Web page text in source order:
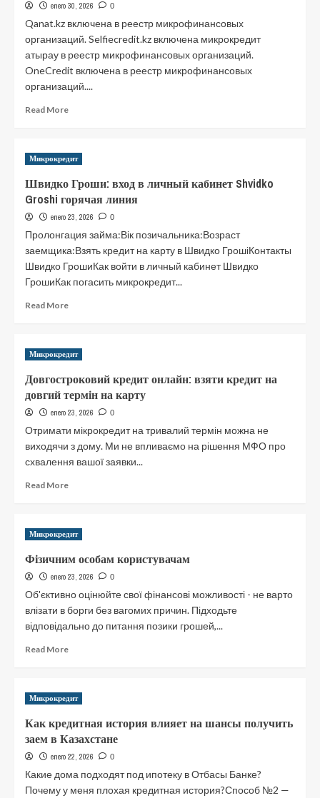
кредитной
историей
карту
Украина
2021
:
историей,
сравнение
enero 30, 2026 0
Qanat.kz включена в реестр микрофинансовых
организаций. Selfiecredit.kz включена микрокредит
атырау в реестр микрофинансовых организаций.
OneCredit включена в реестр микрофинансовых
организаций....
Read MoreRead
под
авто
в
Магнитогорске
Микрокредит
Швидко Гроши: вход в личный кабинет Shvidko
Groshi горячая линия
enero 23, 2026 0
Пролонгация займа:Вік позичальника:Возраст
заемщика:Взять кредит на карту в Швидко ГрошіКонтакты
Швидко ГрошиКак войти в личный кабинет Швидко
ГрошиКак погасить микрокредит...
Read MoreRead
Гроши:
в
личный
кабинет
Shvidko
Groshi
горячая
линия
Микрокредит
Довгостроковий кредит онлайн: взяти кредит на
довгий термін на карту
enero 23, 2026 0
Отримати мікрокредит на тривалий термін можна не
виходячи з дому. Ми не впливаємо на рішення МФО про
схвалення вашої заявки...
Read MoreRead
кредит
взяти
кредит
на
довгий
термін
на
Микрокредит
Фізичним особам користувачам
enero 23, 2026 0
Об'єктивно оцінюйте свої фінансові можливості - не варто
влізати в борги без вагомих причин. Підходьте
відповідально до питання позики грошей,...
Read MoreRead
особам
Микрокредит
Как кредитная история влияет на шансы получить
заем в Казахстане
enero 22, 2026 0
Какие дома подходят под ипотеку в Отбасы Банке?
Почему у меня плохая кредитная история?Способ №2 —